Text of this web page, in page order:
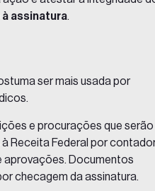
assinatura.
ser mais usada por
e procurações que serão
Receita Federal por
aprovações. Documentos
checagem da assinatura.